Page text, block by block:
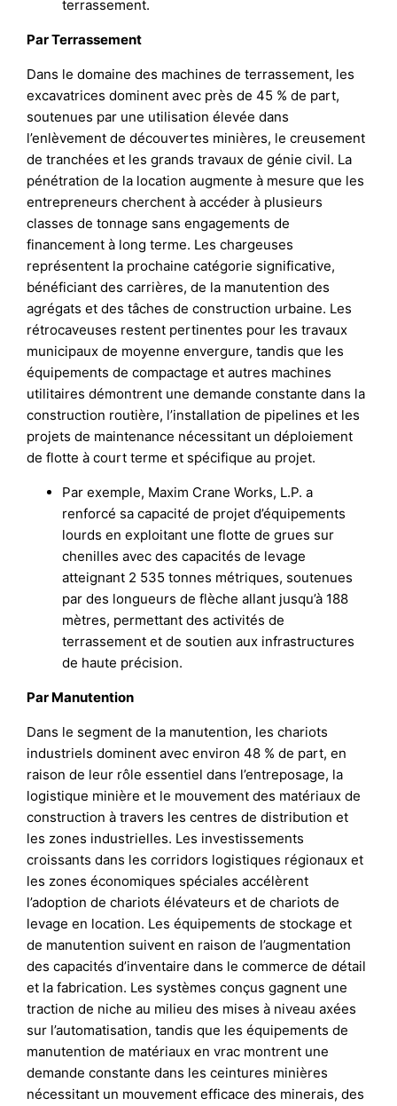
terrassement.
Par Terrassement
Dans le domaine des machines de terrassement, les
excavatrices dominent avec près de 45 % de part,
soutenues par une utilisation élevée dans
l’enlèvement de découvertes minières, le creusement
de tranchées et les grands travaux de génie civil. La
pénétration de la location augmente à mesure que les
entrepreneurs cherchent à accéder à plusieurs
classes de tonnage sans engagements de
financement à long terme. Les chargeuses
représentent la prochaine catégorie significative,
bénéficiant des carrières, de la manutention des
agrégats et des tâches de construction urbaine. Les
rétrocaveuses restent pertinentes pour les travaux
municipaux de moyenne envergure, tandis que les
équipements de compactage et autres machines
utilitaires démontrent une demande constante dans la
construction routière, l’installation de pipelines et les
projets de maintenance nécessitant un déploiement
de flotte à court terme et spécifique au projet.
Par exemple, Maxim Crane Works, L.P. a
renforcé sa capacité de projet d’équipements
lourds en exploitant une flotte de grues sur
chenilles avec des capacités de levage
atteignant 2 535 tonnes métriques, soutenues
par des longueurs de flèche allant jusqu’à 188
mètres, permettant des activités de
terrassement et de soutien aux infrastructures
de haute précision.
Par Manutention
Dans le segment de la manutention, les chariots
industriels dominent avec environ 48 % de part, en
raison de leur rôle essentiel dans l’entreposage, la
logistique minière et le mouvement des matériaux de
construction à travers les centres de distribution et
les zones industrielles. Les investissements
croissants dans les corridors logistiques régionaux et
les zones économiques spéciales accélèrent
l’adoption de chariots élévateurs et de chariots de
levage en location. Les équipements de stockage et
de manutention suivent en raison de l’augmentation
des capacités d’inventaire dans le commerce de détail
et la fabrication. Les systèmes conçus gagnent une
traction de niche au milieu des mises à niveau axées
sur l’automatisation, tandis que les équipements de
manutention de matériaux en vrac montrent une
demande constante dans les ceintures minières
nécessitant un mouvement efficace des minerais, des